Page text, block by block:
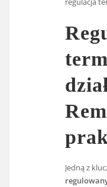
Jedną z